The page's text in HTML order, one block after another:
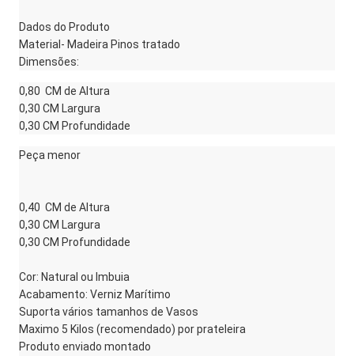
Dados do Produto
Material- Madeira Pinos tratado
Dimensões:
0,80 CM de Altura
0,30 CM Largura
0,30 CM Profundidade
Peça menor
0,40 CM de Altura
0,30 CM Largura
0,30 CM Profundidade
Cor: Natural ou Imbuia
Acabamento: Verniz Marítimo
Suporta vários tamanhos de Vasos
Maximo 5 Kilos (recomendado) por prateleira
Produto enviado montado